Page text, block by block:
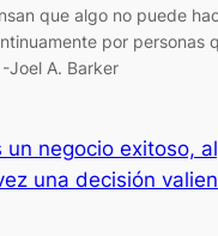
que algo no puede
por personas
A. Barker